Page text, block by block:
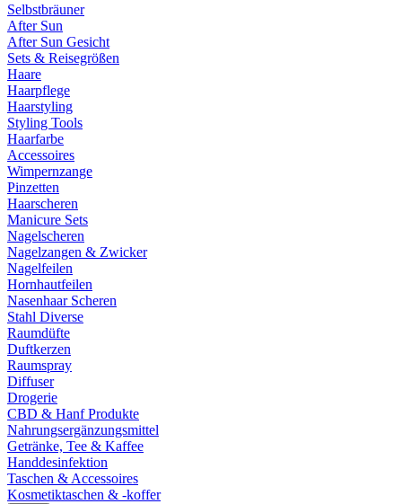
Selbstbräuner
After Sun
After Sun Gesicht
Sets & Reisegrößen
Haare
Haarpflege
Haarstyling
Styling Tools
Haarfarbe
Accessoires
Wimpernzange
Pinzetten
Haarscheren
Manicure Sets
Nagelscheren
Nagelzangen & Zwicker
Nagelfeilen
Hornhautfeilen
Nasenhaar Scheren
Stahl Diverse
Raumdüfte
Duftkerzen
Raumspray
Diffuser
Drogerie
CBD & Hanf Produkte
Nahrungsergänzungsmittel
Getränke, Tee & Kaffee
Handdesinfektion
Taschen & Accessoires
Kosmetiktaschen & -koffer